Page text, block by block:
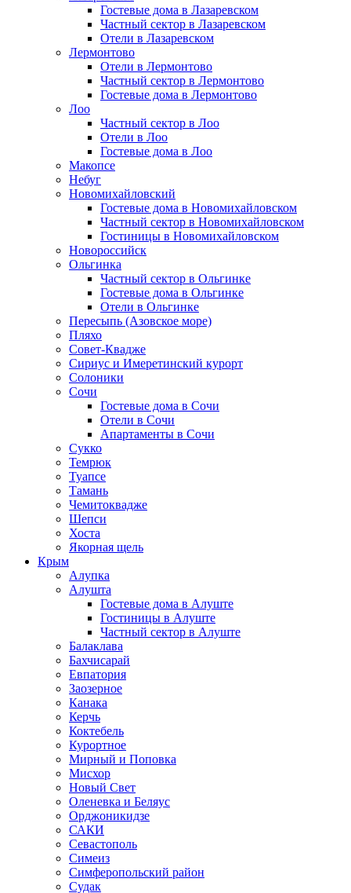
Гостевые дома в Лазаревском
Частный сектор в Лазаревском
Отели в Лазаревском
Лермонтово
Отели в Лермонтово
Частный сектор в Лермонтово
Гостевые дома в Лермонтово
Лоо
Частный сектор в Лоо
Отели в Лоо
Гостевые дома в Лоо
Макопсе
Небуг
Новомихайловский
Гостевые дома в Новомихайловском
Частный сектор в Новомихайловском
Гостиницы в Новомихайловском
Новороссийск
Ольгинка
Частный сектор в Ольгинке
Гостевые дома в Ольгинке
Отели в Ольгинке
Пересыпь (Азовское море)
Пляхо
Совет-Квадже
Сириус и Имеретинский курорт
Солоники
Сочи
Гостевые дома в Сочи
Отели в Сочи
Апартаменты в Сочи
Сукко
Темрюк
Туапсе
Тамань
Чемитоквадже
Шепси
Хоста
Якорная щель
Крым
Алупка
Алушта
Гостевые дома в Алуште
Гостиницы в Алуште
Частный сектор в Алуште
Балаклава
Бахчисарай
Евпатория
Заозерное
Канака
Керчь
Коктебель
Курортное
Мирный и Поповка
Мисхор
Новый Свет
Оленевка и Беляус
Орджоникидзе
САКИ
Севастополь
Симеиз
Симферопольский район
Судак